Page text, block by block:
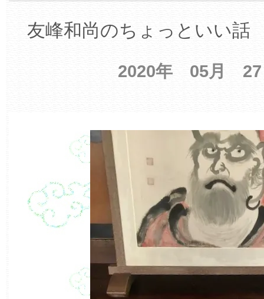
友峰和尚のちょっといい話
2020年 05月